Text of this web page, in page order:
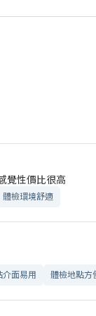
覺性價比很高
體檢環境舒適​
介面易用 體檢地點方